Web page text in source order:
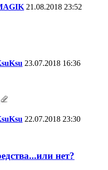
21.08.2018 23:52
23.07.2018 16:36
22.07.2018 23:30
нет?